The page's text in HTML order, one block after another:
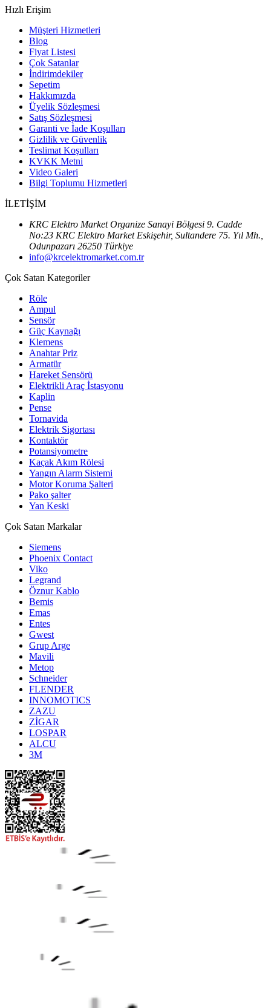
Hızlı Erişim
Müşteri Hizmetleri
Blog
Fiyat Listesi
Çok Satanlar
İndirimdekiler
Sepetim
Hakkımızda
Üyelik Sözleşmesi
Satış Sözleşmesi
Garanti ve İade Koşulları
Gizlilik ve Güvenlik
Teslimat Koşulları
KVKK Metni
Video Galeri
Bilgi Toplumu Hizmetleri
İLETİŞİM
KRC Elektro Market Organize Sanayi Bölgesi 9. Cadde
No:23 KRC Elektro Market Eskişehir, Sultandere 75. Yıl Mh.,
Odunpazarı 26250 Türkiye
info@krcelektromarket.com.tr
Çok Satan Kategoriler
Röle
Ampul
Sensör
Güç Kaynağı
Klemens
Anahtar Priz
Armatür
Hareket Sensörü
Elektrikli Araç İstasyonu
Kaplin
Pense
Tornavida
Elektrik Sigortası
Kontaktör
Potansiyometre
Kaçak Akım Rölesi
Yangın Alarm Sistemi
Motor Koruma Şalteri
Pako şalter
Yan Keski
Çok Satan Markalar
Siemens
Phoenix Contact
Viko
Legrand
Öznur Kablo
Bemis
Emas
Entes
Gwest
Grup Arge
Mavili
Metop
Schneider
FLENDER
INNOMOTICS
ZAZU
ZİGAR
LOSPAR
ALCU
3M